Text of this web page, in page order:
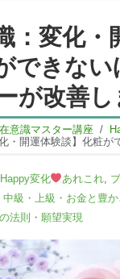
：変化・
できない
が改善し
意識マスター講座
体験談】化粧ができないほど酷
Happy変化 あれこれ
級・上級・お金と豊か
法則・願望実現